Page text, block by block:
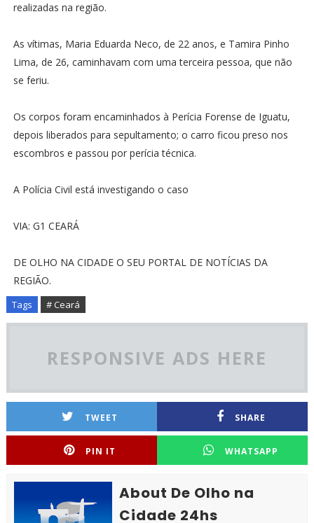
realizadas na região.
As vítimas, Maria Eduarda Neco, de 22 anos, e Tamira Pinho
Lima, de 26, caminhavam com uma terceira pessoa, que não
se feriu.
Os corpos foram encaminhados à Perícia Forense de Iguatu,
depois liberados para sepultamento; o carro ficou preso nos
escombros e passou por perícia técnica.
A Polícia Civil está investigando o caso
VIA: G1 CEARÁ
DE OLHO NA CIDADE O SEU PORTAL DE NOTÍCIAS DA
REGIÃO.
Tags # Ceará
RESPONSIVE ADS HERE
TWEET SHARE
PIN IT WHATSAPP
About De Olho na
Cidade 24hs